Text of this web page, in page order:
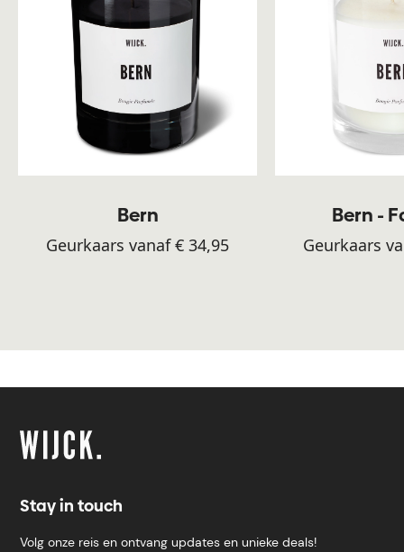
Bern
Geurkaars vanaf € 34,95
Bern -
Geurkaars
Stay in touch
Volg onze reis en ontvang updates en unieke deals!